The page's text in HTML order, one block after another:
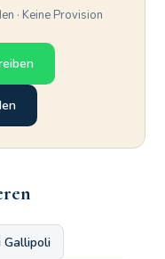
· Keine Provision
Gallipoli